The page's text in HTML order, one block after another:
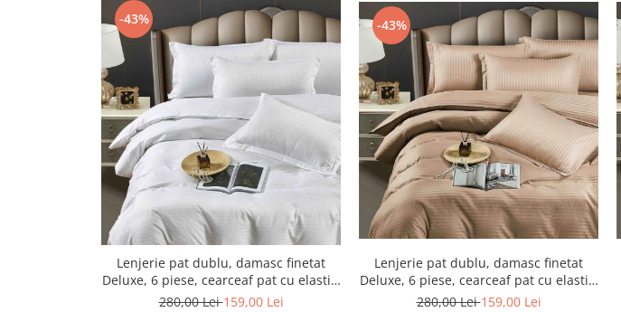
-43%
Lenjerie pat dublu, damasc finetat
Deluxe, 6 piese, cearceaf pat cu elastic,
Alb
280,00 Lei159,00 Lei
-43%
Lenjerie pat dublu, damasc finetat
Deluxe, 6 piese, cearceaf pat cu elastic,
Maro
280,00 Lei159,00 Lei